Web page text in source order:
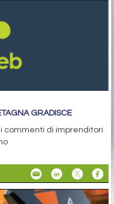
GRADISCE
commenti di imprenditori